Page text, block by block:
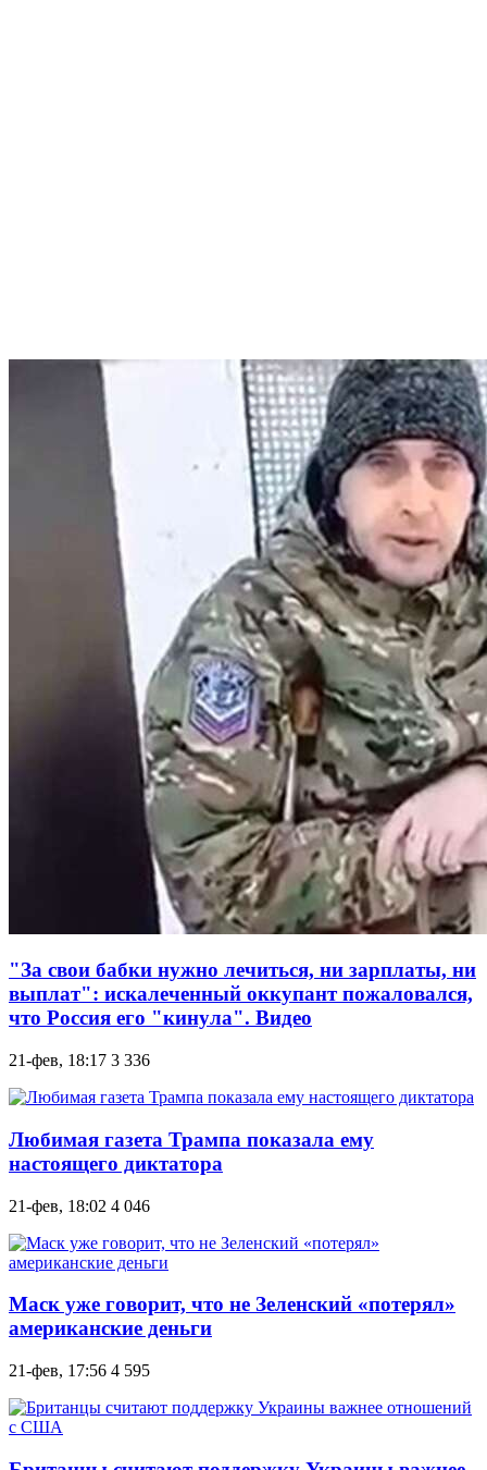
"За свои бабки нужно лечиться, ни зарплаты, ни
выплат": искалеченный оккупант пожаловался,
что Россия его "кинула". Видео
21-фев, 18:17 3 336
Любимая газета Трампа показала ему
настоящего диктатора
21-фев, 18:02 4 046
Маск уже говорит, что не Зеленский «потерял»
американские деньги
21-фев, 17:56 4 595